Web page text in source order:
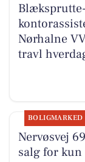
Blæksprutte-
Nørhalne
travl
BOLIGMARKED
Nervøsvej
salg for kun